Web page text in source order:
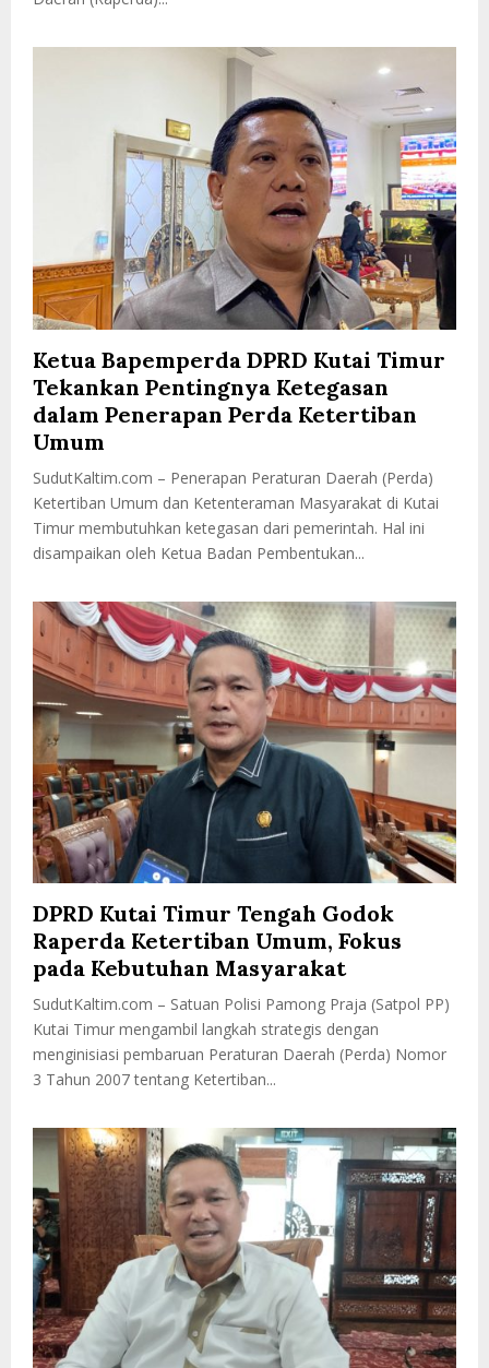
Ketua Bapemperda DPRD Kutai Timur
Tekankan Pentingnya Ketegasan
dalam Penerapan Perda Ketertiban
Umum
SudutKaltim.com – Penerapan Peraturan Daerah (Perda)
Ketertiban Umum dan Ketenteraman Masyarakat di Kutai
Timur membutuhkan ketegasan dari pemerintah. Hal ini
disampaikan oleh Ketua Badan Pembentukan...
DPRD Kutai Timur Tengah Godok
Raperda Ketertiban Umum, Fokus
pada Kebutuhan Masyarakat
SudutKaltim.com – Satuan Polisi Pamong Praja (Satpol PP)
Kutai Timur mengambil langkah strategis dengan
menginisiasi pembaruan Peraturan Daerah (Perda) Nomor
3 Tahun 2007 tentang Ketertiban...